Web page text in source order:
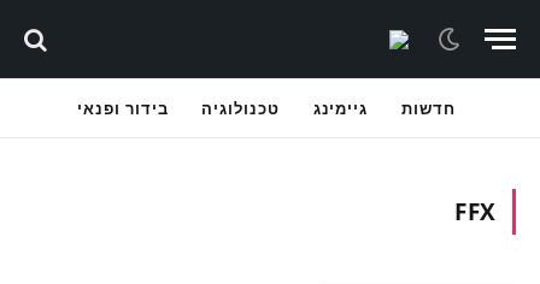
חדשות גיימינג טכנולוגיה בידור ופנאי
FFX